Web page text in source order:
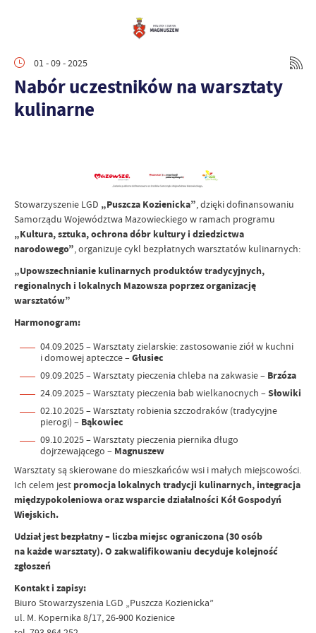
01 - 09 - 2025
Nabór uczestników na warsztaty
kulinarne
Stowarzyszenie LGD „Puszcza Kozienicka”, dzięki dofinansowaniu
Samorządu Województwa Mazowieckiego w ramach programu
„Kultura, sztuka, ochrona dóbr kultury i dziedzictwa
narodowego”, organizuje cykl bezpłatnych warsztatów kulinarnych:
„Upowszechnianie kulinarnych produktów tradycyjnych,
regionalnych i lokalnych Mazowsza poprzez organizację
warsztatów”
Harmonogram:
04.09.2025 – Warsztaty zielarskie: zastosowanie ziół w kuchni
i domowej apteczce –Głusiec
09.09.2025 – Warsztaty pieczenia chleba na zakwasie – Brzóza
24.09.2025 – Warsztaty pieczenia bab wielkanocnych –Słowiki
02.10.2025 – Warsztaty robienia szczodraków (tradycyjne
pierogi) – Bąkowiec
09.10.2025 – Warsztaty pieczenia piernika długo
dojrzewającego – Magnuszew
Warsztaty są skierowane do mieszkańców wsi i małych miejscowości.
Ich celem jest promocja lokalnych tradycji kulinarnych, integracja
międzypokoleniowa oraz wsparcie działalności Kół Gospodyń
Wiejskich.
Udział jest bezpłatny – liczba miejsc ograniczona (30 osób
na każde warsztaty). O zakwalifikowaniu decyduje kolejność
zgłoszeń
Kontakt i zapisy:
Biuro Stowarzyszenia LGD „Puszcza Kozienicka”
ul. M. Kopernika 8/17, 26-900 Kozienice